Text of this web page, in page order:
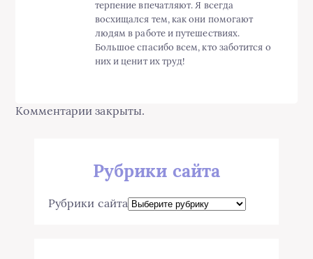
терпение впечатляют. Я всегда
восхищался тем, как они помогают
людям в работе и путешествиях.
Большое спасибо всем, кто заботится о
них и ценит их труд!
Комментарии закрыты.
Рубрики сайта
Рубрики сайта